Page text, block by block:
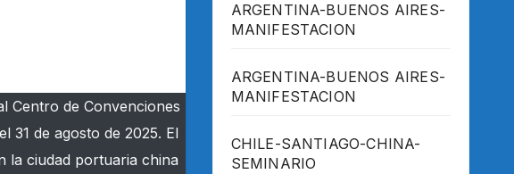
Centro de Convenciones
31 de agosto de 2025. El
la ciudad portuaria china
ARGENTINA-BUENOS AIRES-
MANIFESTACION
ARGENTINA-BUENOS AIRES-
MANIFESTACION
CHILE-SANTIAGO-CHINA-
SEMINARIO